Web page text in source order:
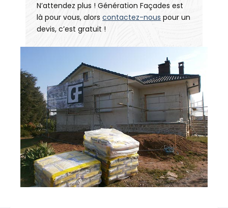
N’attendez plus ! Génération Façades est
là pour vous, alorscontactez-nous pour un
devis, c’est gratuit !